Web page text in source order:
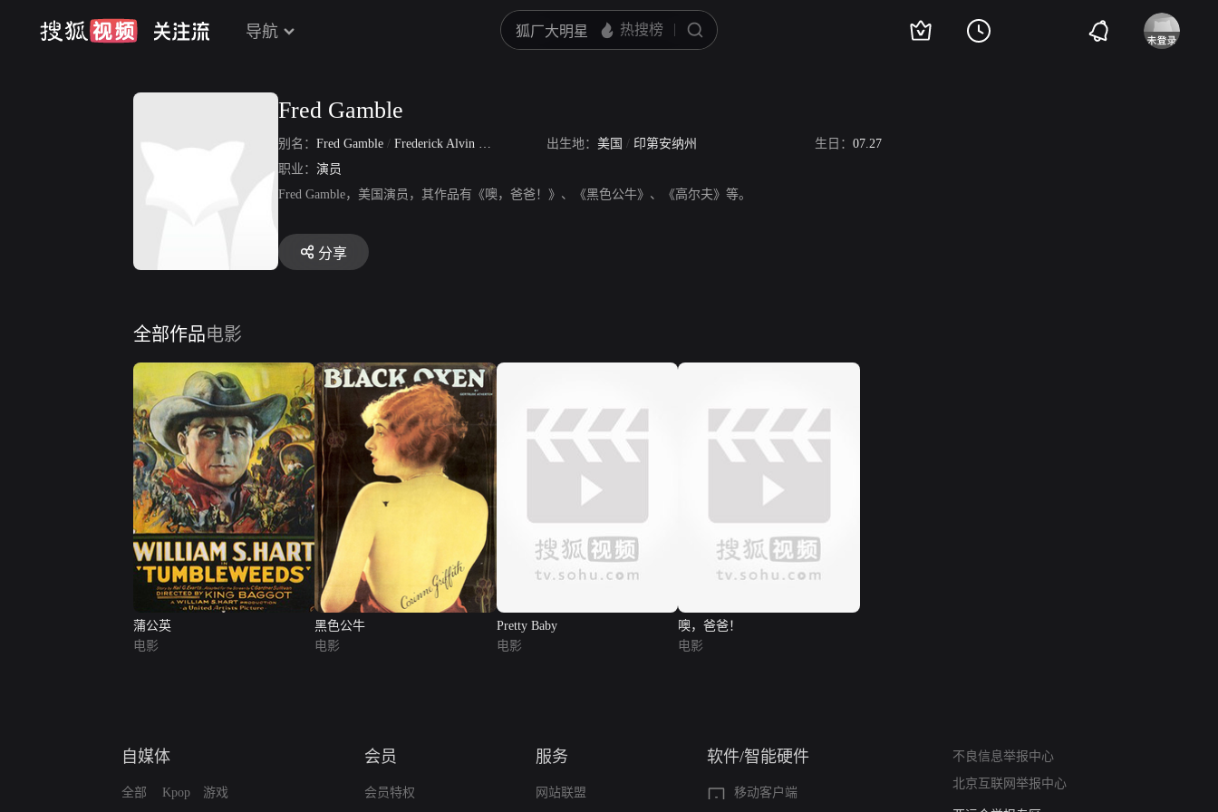
导航
Fred Gamble
别名： Fred Gamble / Frederick Alvin Gambold 出生地： 美国 / 印第安纳州 生日： 07.27
职业： 演员
Fred Gamble，美国演员，其作品有《噢，爸爸！》、《黑色公牛》、《高尔夫》等。
分享
全部作品电影
蒲公英
电影
黑色公牛
电影
Pretty Baby
电影
噢，爸爸！
电影
自媒体
全部 Kpop 游戏
会员
会员特权
服务
网站联盟
软件/智能硬件
移动客户端
不良信息举报中心
北京互联网举报中心
算法推荐专项举报